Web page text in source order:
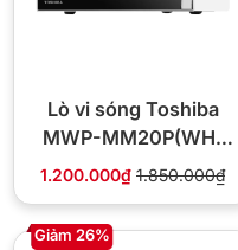
Lò vi sóng Toshiba
MWP-MM20P(WH)
20L
1.200.000₫ 1.850.000₫
Giảm 26%